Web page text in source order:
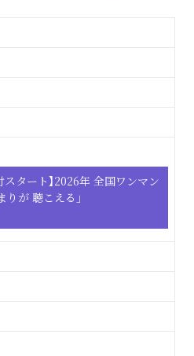
スタート】2026年 全国ワンマン
りが 聴こえる｣